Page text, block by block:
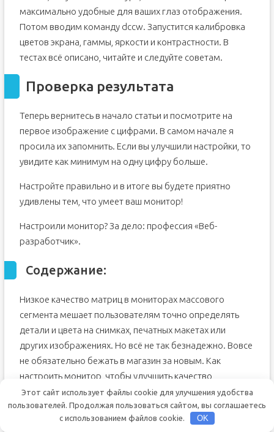
максимально удобные для ваших глаз отображения.
Потом вводим команду dccw. Запустится калибровка
цветов экрана, гаммы, яркости и контрастности. В
тестах всё описано, читайте и следуйте советам.
Проверка результата
Теперь вернитесь в начало статьи и посмотрите на
первое изображение с цифрами. В самом начале я
просила их запомнить. Если вы улучшили настройки, то
увидите как минимум на одну цифру больше.
Настройте правильно и в итоге вы будете приятно
удивлены тем, что умеет ваш монитор!
Настроили монитор? За дело: профессия «Веб-
разработчик».
Содержание:
Низкое качество матриц в мониторах массового
сегмента мешает пользователям точно определять
детали и цвета на снимках, печатных макетах или
других изображениях. Но всё не так безнадежно. Вовсе
не обязательно бежать в магазин за новым. Как
настроить монитор, чтобы улучшить качество
изображения?
В первую очередь, нужно учитывать, что мы говорим о
Этот сайт использует файлы cookie для улучшения удобства
пользователей. Продолжая пользоваться сайтом, вы соглашаетесь
с использованием файлов cookie.
OK